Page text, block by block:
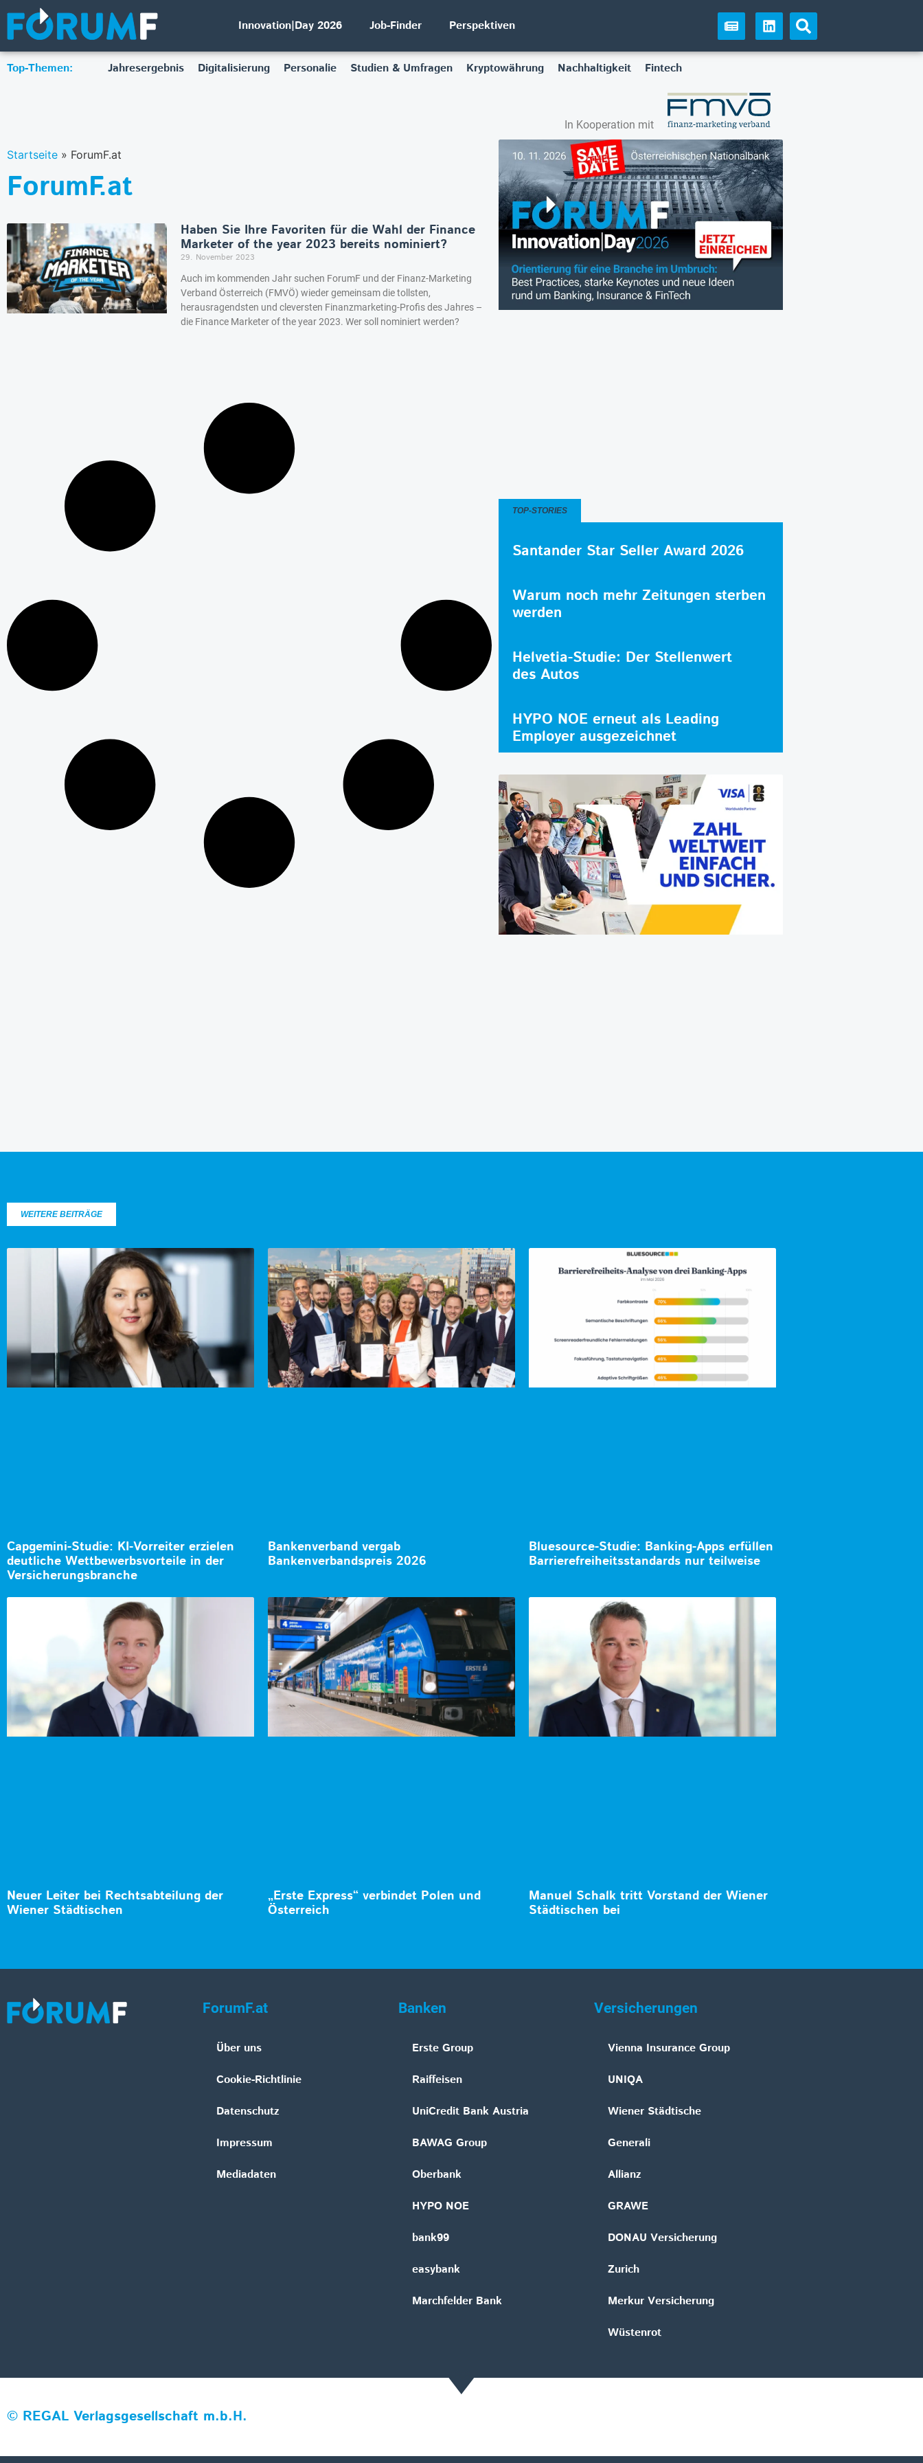
Innovation|Day 2026 Job-Finder Perspektiven
Top-Themen: Jahresergebnis Digitalisierung Personalie Studien & Umfragen Kryptowährung Nachhaltigkeit Fintech
In Kooperation mit
Startseite » ForumF.at
ForumF.at
Haben Sie Ihre Favoriten für die Wahl der Finance
Marketer of the year 2023 bereits nominiert?
29. November 2023
Auch im kommenden Jahr suchen ForumF und der Finanz-Marketing
Verband Österreich (FMVÖ) wieder gemeinsam die tollsten,
herausragendsten und cleversten Finanzmarketing-Profis des Jahres –
die Finance Marketer of the year 2023. Wer soll nominiert werden?
TOP-STORIES
Santander Star Seller Award 2026
Warum noch mehr Zeitungen sterben
werden
Helvetia-Studie: Der Stellenwert
des Autos
HYPO NOE erneut als Leading
Employer ausgezeichnet
WEITERE BEITRÄGE
Capgemini-Studie: KI-Vorreiter erzielen
deutliche Wettbewerbsvorteile in der
Versicherungsbranche
Bankenverband vergab
Bankenverbandspreis 2026
Bluesource-Studie: Banking-Apps erfüllen
Barrierefreiheitsstandards nur teilweise
Neuer Leiter bei Rechtsabteilung der
Wiener Städtischen
„Erste Express“ verbindet Polen und
Österreich
Manuel Schalk tritt Vorstand der Wiener
Städtischen bei
ForumF.at
Über uns
Cookie-Richtlinie
Datenschutz
Impressum
Mediadaten
Banken
Erste Group
Raiffeisen
UniCredit Bank Austria
BAWAG Group
Oberbank
HYPO NOE
bank99
easybank
Marchfelder Bank
Versicherungen
Vienna Insurance Group
UNIQA
Wiener Städtische
Generali
Allianz
GRAWE
DONAU Versicherung
Zurich
Merkur Versicherung
Wüstenrot
© REGAL Verlagsgesellschaft m.b.H.